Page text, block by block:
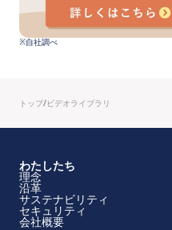
※自社調べ
トップ/ビデオライブラリ
わたしたち
理念
沿革
サステナビリティ
セキュリティ
会社概要